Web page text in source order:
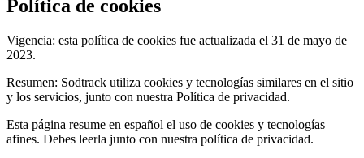
Política de cookies
Vigencia: esta política de cookies fue actualizada el 31 de mayo de
2023.
Resumen: Sodtrack utiliza cookies y tecnologías similares en el sitio
y los servicios, junto con nuestra Política de privacidad.
Esta página resume en español el uso de cookies y tecnologías
afines. Debes leerla junto con nuestra política de privacidad.